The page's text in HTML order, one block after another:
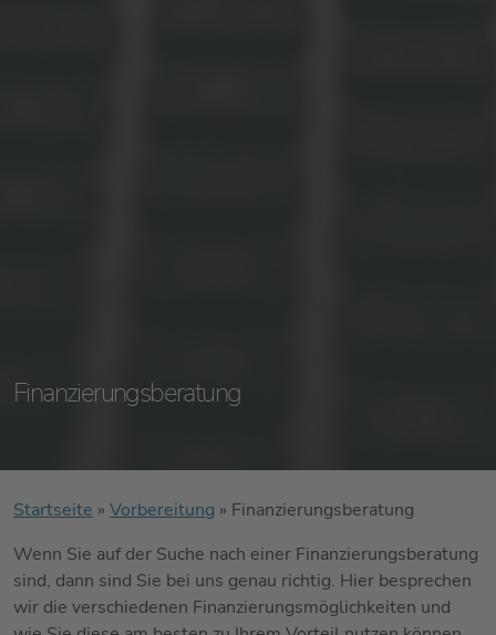
Finanzierungsberatung
Startseite » Vorbereitung » Finanzierungsberatung
Wenn Sie auf der Suche nach einer Finanzierungsberatung
sind, dann sind Sie bei uns genau richtig. Hier besprechen
wir die verschiedenen Finanzierungsmöglichkeiten und